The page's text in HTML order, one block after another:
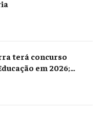
terá concurso
em 2026;
Câmara